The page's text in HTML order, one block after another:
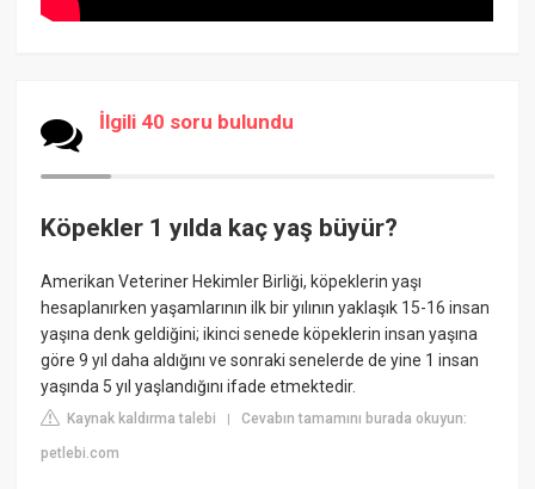
İlgili 40 soru bulundu
Köpekler 1 yılda kaç yaş büyür?
Amerikan Veteriner Hekimler Birliği, köpeklerin yaşı
hesaplanırken yaşamlarının ilk bir yılının yaklaşık 15-16 insan
yaşına denk geldiğini; ikinci senede köpeklerin insan yaşına
göre 9 yıl daha aldığını ve sonraki senelerde de yine 1 insan
yaşında 5 yıl yaşlandığını ifade etmektedir.
Kaynak kaldırma talebi |Cevabın tamamını burada okuyun:
petlebi.com